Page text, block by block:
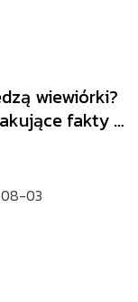
wiewiórki?
fakty o
03